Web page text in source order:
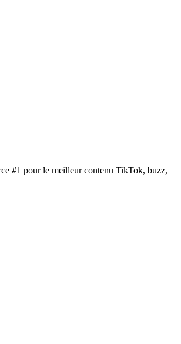
#1 pour le meilleur contenu TikTok, buzz,